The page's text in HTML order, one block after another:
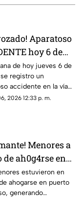
Aparatoso
hoy 6 de
en la Mérida-
así quedó el
de hoy jueves 6 de
registro un
accidente en la vía
generando
2026 12:33 p. m.
Menores a
de ah0g4rse en
de Progreso;
movilización
estuvieron en
ahogarse en puerto
generando